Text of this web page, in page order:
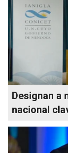
Designan a
nacional